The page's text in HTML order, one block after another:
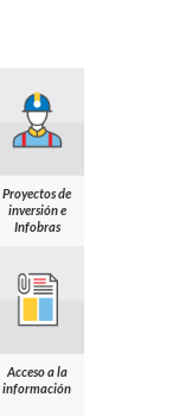
Proyectos de
inversión e
Infobras
Acceso a la
información